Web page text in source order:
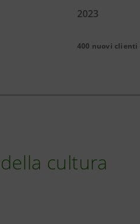
2023
400 nuovi clienti
cultura